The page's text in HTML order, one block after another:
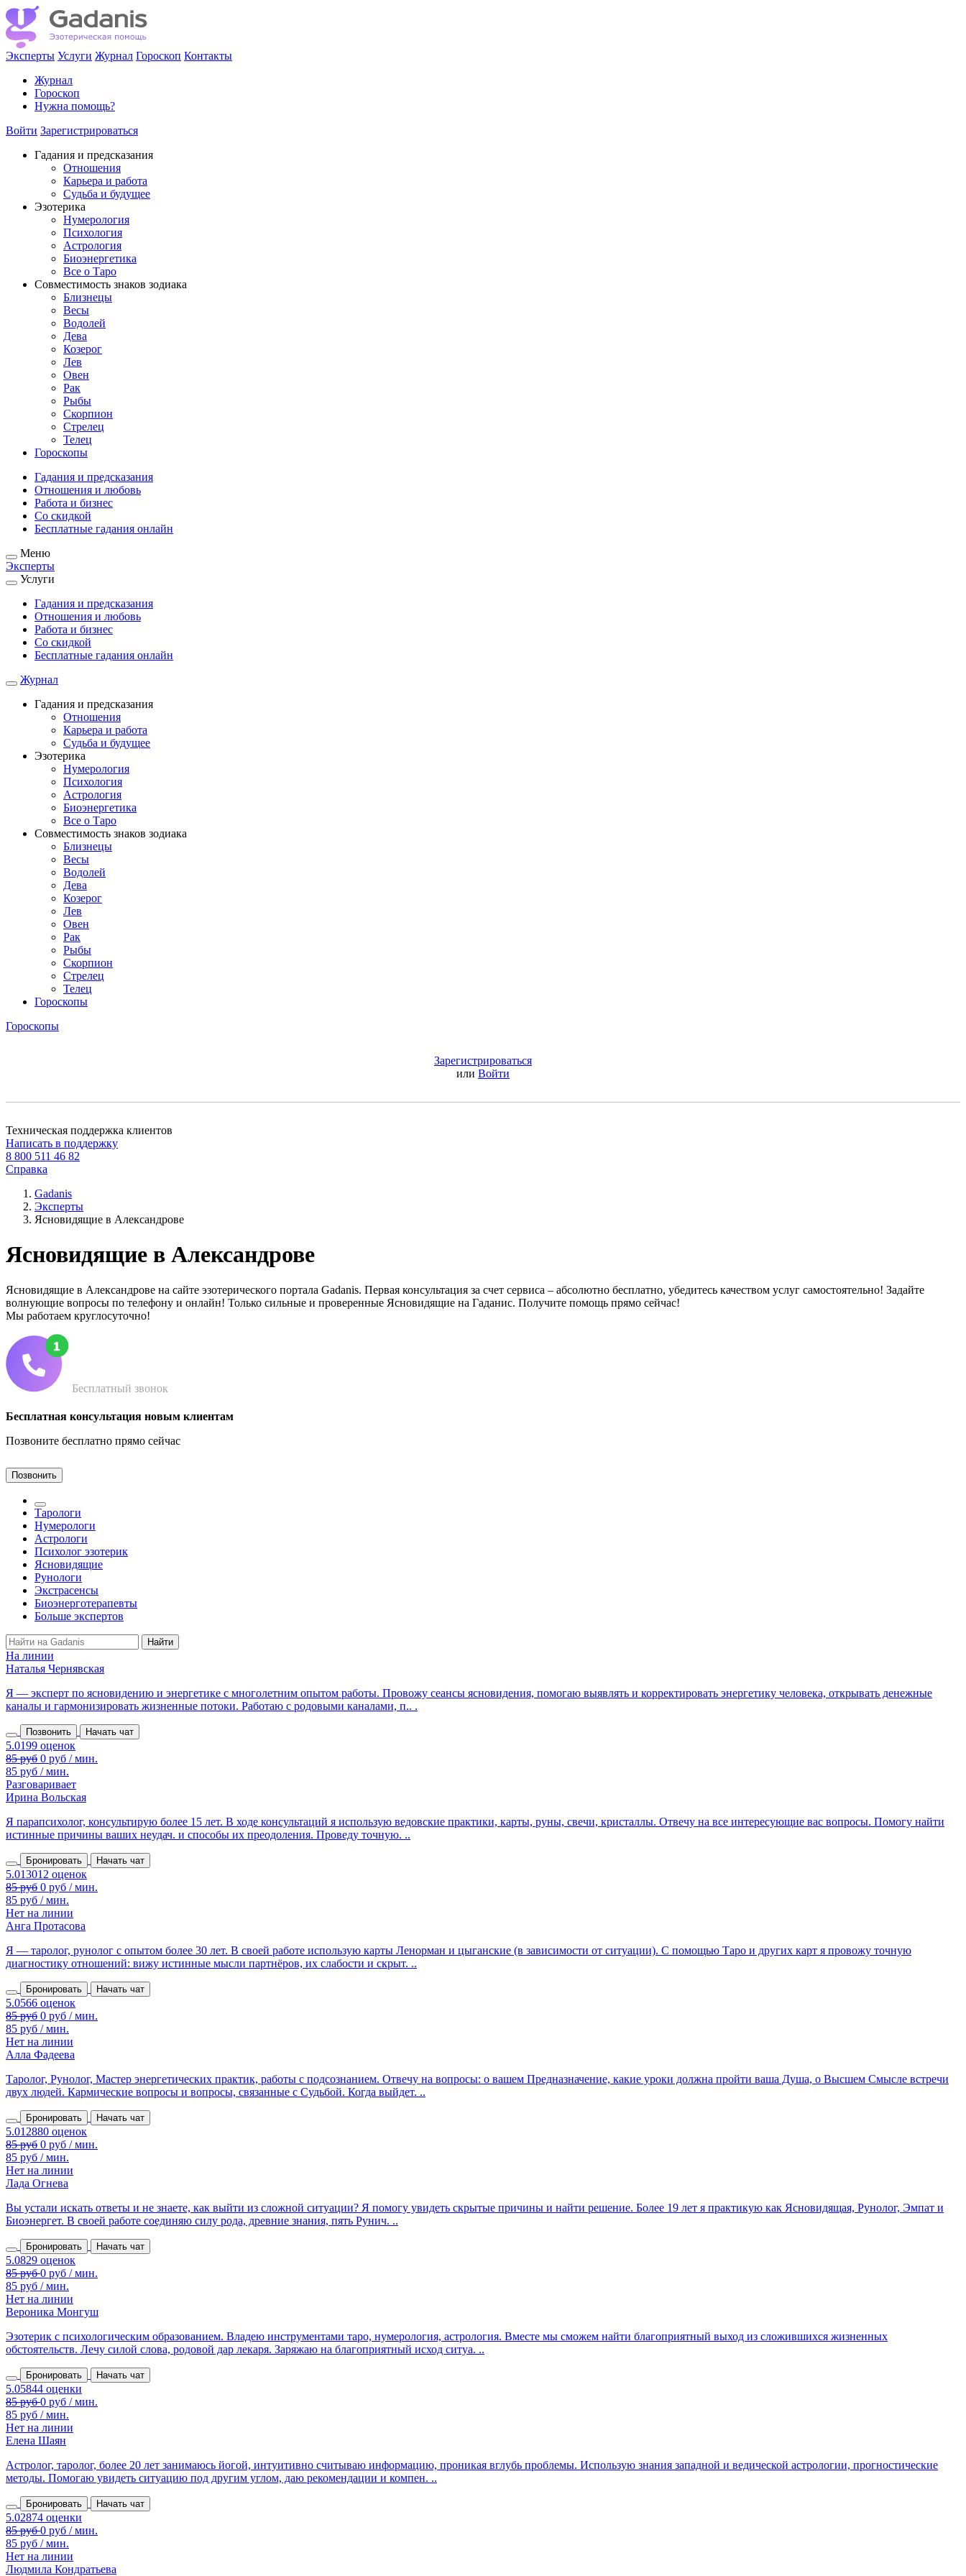
Эксперты Услуги Журнал Гороскоп Контакты
Журнал
Гороскоп
Нужна помощь?
Войти Зарегистрироваться
Гадания и предсказания
Отношения
Карьера и работа
Cудьба и будущее
Эзотерика
Нумерология
Психология
Астрология
Биоэнергетика
Все о Таро
Совместимость знаков зодиака
Близнецы
Весы
Водолей
Дева
Козерог
Лев
Овен
Рак
Рыбы
Скорпион
Стрелец
Телец
Гороскопы
Гадания и предсказания
Отношения и любовь
Работа и бизнес
Со скидкой
Бесплатные гадания онлайн
Меню
Эксперты
Услуги
Гадания и предсказания
Отношения и любовь
Работа и бизнес
Со скидкой
Бесплатные гадания онлайн
Журнал
Гадания и предсказания
Отношения
Карьера и работа
Cудьба и будущее
Эзотерика
Нумерология
Психология
Астрология
Биоэнергетика
Все о Таро
Совместимость знаков зодиака
Близнецы
Весы
Водолей
Дева
Козерог
Лев
Овен
Рак
Рыбы
Скорпион
Стрелец
Телец
Гороскопы
Гороскопы
Зарегистрироваться
или Войти
Техническая поддержка клиентов
Написать в поддержку
8 800 511 46 82
Справка
Gadanis
Эксперты
Ясновидящие в Александрове
Ясновидящие в Александрове
Ясновидящие в Александрове на сайте эзотерического портала Gadanis. Первая консультация за счет сервиса – абсолютно бесплатно, убедитесь качеством услуг самостоятельно! Задайте
волнующие вопросы по телефону и онлайн! Только сильные и проверенные Ясновидящие на Гаданис. Получите помощь прямо сейчас!
Мы работаем круглосуточно!
Бесплатный звонок
Бесплатная консультация новым клиентам
Позвоните бесплатно прямо сейчас
Позвонить
Тарологи
Нумерологи
Астрологи
Психолог эзотерик
Ясновидящие
Рунологи
Экстрасенсы
Биоэнерготерапевты
Больше экспертов
На линии
Наталья Чернявская
Я — эксперт по ясновидению и энергетике с многолетним опытом работы. Провожу сеансы ясновидения, помогаю выявлять и корректировать энергетику человека, открывать денежные
каналы и гармонизировать жизненные потоки. Работаю с родовыми каналами, п.. .
Позвонить Начать чат
85 руб 0 руб / мин.
85 руб / мин.
Разговаривает
Ирина Вольская
Я парапсихолог, консультирую более 15 лет. В ходе консультаций я использую ведовские практики, карты, руны, свечи, кристаллы. Отвечу на все интересующие вас вопросы. Помогу найти
истинные причины ваших неудач. и способы их преодоления. Проведу точную. ..
Бронировать Начать чат
85 руб 0 руб / мин.
85 руб / мин.
Нет на линии
Анга Протасова
Я — таролог, рунолог с опытом более 30 лет. В своей работе использую карты Ленорман и цыганские (в зависимости от ситуации). С помощью Таро и других карт я провожу точную
диагностику отношений: вижу истинные мысли партнёров, их слабости и скрыт. ..
Бронировать Начать чат
85 руб 0 руб / мин.
85 руб / мин.
Нет на линии
Алла Фадеева
Таролог, Рунолог, Мастер энергетических практик, работы с подсознанием. Отвечу на вопросы: о вашем Предназначение, какие уроки должна пройти ваша Душа, о Высшем Смысле встречи
двух людей. Кармические вопросы и вопросы, связанные с Судьбой. Когда выйдет. ..
Бронировать Начать чат
85 руб 0 руб / мин.
85 руб / мин.
Нет на линии
Лада Огнева
Вы устали искать ответы и не знаете, как выйти из сложной ситуации? Я помогу увидеть скрытые причины и найти решение. Более 19 лет я практикую как Ясновидящая, Рунолог, Эмпат и
Биоэнергет. В своей работе соединяю силу рода, древние знания, пять Рунич. ..
Бронировать Начать чат
85 руб / мин.
Нет на линии
Вероника Монгуш
Эзотерик с психологическим образованием. Владею инструментами таро, нумерология, астрология. Вместе мы сможем найти благоприятный выход из сложившихся жизненных
обстоятельств. Лечу силой слова, родовой дар лекаря. Заряжаю на благоприятный исход ситуа. ..
Бронировать Начать чат
85 руб / мин.
Нет на линии
Елена Шаян
Астролог, таролог, более 20 лет занимаюсь йогой, интуитивно считываю информацию, проникая вглубь проблемы. Использую знания западной и ведической астрологии, прогностические
методы. Помогаю увидеть ситуацию под другим углом, даю рекомендации и компен. ..
Бронировать Начать чат
85 руб / мин.
Нет на линии
Людмила Кондратьева